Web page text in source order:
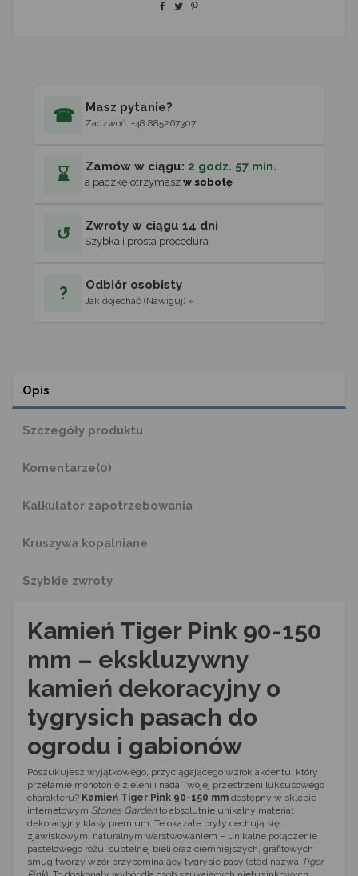
☎ Masz pytanie?
Zadzwoń: +48 885267307
⌛ Zamów w ciągu: 2 godz. 57 min.
a paczkę otrzymasz w sobotę
↺ Zwroty w ciągu 14 dni
Szybka i prosta procedura
? Odbiór osobisty
Jak dojechać (Nawiguj) »
Opis
Szczegóły produktu
Komentarze(0)
Kalkulator zapotrzebowania
Kruszywa kopalniane
Szybkie zwroty
Kamień Tiger Pink 90-150
mm – ekskluzywny
kamień dekoracyjny o
tygrysich pasach do
ogrodu i gabionów
Poszukujesz wyjątkowego, przyciągającego wzrok akcentu, który
przełamie monotonię zieleni i nada Twojej przestrzeni luksusowego
charakteru? Kamień Tiger Pink 90-150 mm dostępny w sklepie
internetowym Stones Garden to absolutnie unikalny materiał
dekoracyjny klasy premium. Te okazałe bryły cechują się
zjawiskowym, naturalnym warstwowaniem – unikalne połączenie
pastelowego różu, subtelnej bieli oraz ciemniejszych, grafitowych
smug tworzy wzór przypominający tygrysie pasy (stąd nazwa Tiger